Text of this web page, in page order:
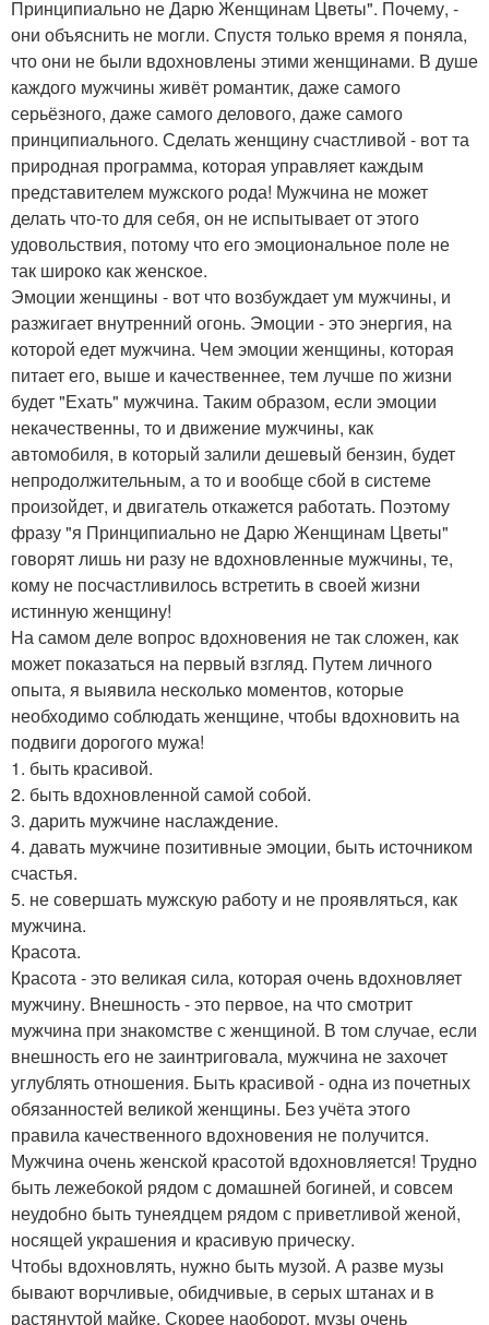
Принципиально не Дарю Женщинам Цветы". Почему, -
они объяснить не могли. Спустя только время я поняла,
что они не были вдохновлены этими женщинами. В душе
каждого мужчины живёт романтик, даже самого
серьёзного, даже самого делового, даже самого
принципиального. Сделать женщину счастливой - вот та
природная программа, которая управляет каждым
представителем мужского рода! Мужчина не может
делать что-то для себя, он не испытывает от этого
удовольствия, потому что его эмоциональное поле не
так широко как женское.
Эмоции женщины - вот что возбуждает ум мужчины, и
разжигает внутренний огонь. Эмоции - это энергия, на
которой едет мужчина. Чем эмоции женщины, которая
питает его, выше и качественнее, тем лучше по жизни
будет "Ехать" мужчина. Таким образом, если эмоции
некачественны, то и движение мужчины, как
автомобиля, в который залили дешевый бензин, будет
непродолжительным, а то и вообще сбой в системе
произойдет, и двигатель откажется работать. Поэтому
фразу "я Принципиально не Дарю Женщинам Цветы"
говорят лишь ни разу не вдохновленные мужчины, те,
кому не посчастливилось встретить в своей жизни
истинную женщину!
На самом деле вопрос вдохновения не так сложен, как
может показаться на первый взгляд. Путем личного
опыта, я выявила несколько моментов, которые
необходимо соблюдать женщине, чтобы вдохновить на
подвиги дорогого мужа!
1. быть красивой.
2. быть вдохновленной самой собой.
3. дарить мужчине наслаждение.
4. давать мужчине позитивные эмоции, быть источником
счастья.
5. не совершать мужскую работу и не проявляться, как
мужчина.
Красота.
Красота - это великая сила, которая очень вдохновляет
мужчину. Внешность - это первое, на что смотрит
мужчина при знакомстве с женщиной. В том случае, если
внешность его не заинтриговала, мужчина не захочет
углублять отношения. Быть красивой - одна из почетных
обязанностей великой женщины. Без учёта этого
правила качественного вдохновения не получится.
Мужчина очень женской красотой вдохновляется! Трудно
быть лежебокой рядом с домашней богиней, и совсем
неудобно быть тунеядцем рядом с приветливой женой,
носящей украшения и красивую прическу.
Чтобы вдохновлять, нужно быть музой. А разве музы
бывают ворчливые, обидчивые, в серых штанах и в
растянутой майке. Скорее наоборот, музы очень